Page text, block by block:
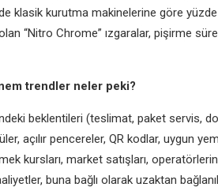
klasik kurutma makinelerine göre yüzde
“Nitro Chrome” ızgaralar, pişirme
trendler neler peki?
beklentileri (teslimat, paket servis,
açılır pencereler, QR kodlar, uygun
kursları, market satışları,
buna bağlı olarak uzaktan